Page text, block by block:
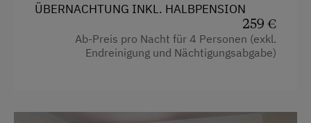
ÜBERNACHTUNG INKL. HALBPENSION
259 €
Ab-Preis pro Nacht für 4 Personen (exkl.
Endreinigung und Nächtigungsabgabe)